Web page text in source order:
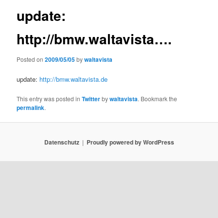
update:
http://bmw.waltavista….
Posted on2009/05/05bywaltavista
update: http://bmw.waltavista.de
This entry was posted inTwitterbywaltavista. Bookmark the
permalink.
Datenschutz Proudly powered by WordPress